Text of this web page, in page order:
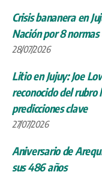
Crisis bananera en
Nación por 8
28/07/2026
Litio en Jujuy: Joe
reconocido del rubro
predicciones clave
27/07/2026
Aniversario de
sus 486 años